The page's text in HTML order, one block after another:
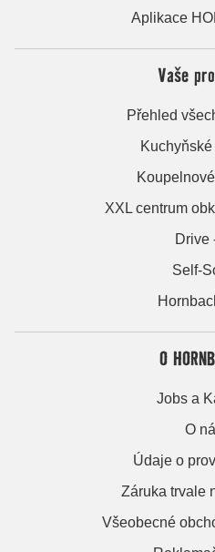
Aplikace
Vaše
Přehled
XXL centrum
Drive
Self-
O
Jobs a
O
Údaje o
Záruka trvale
Všeobecné